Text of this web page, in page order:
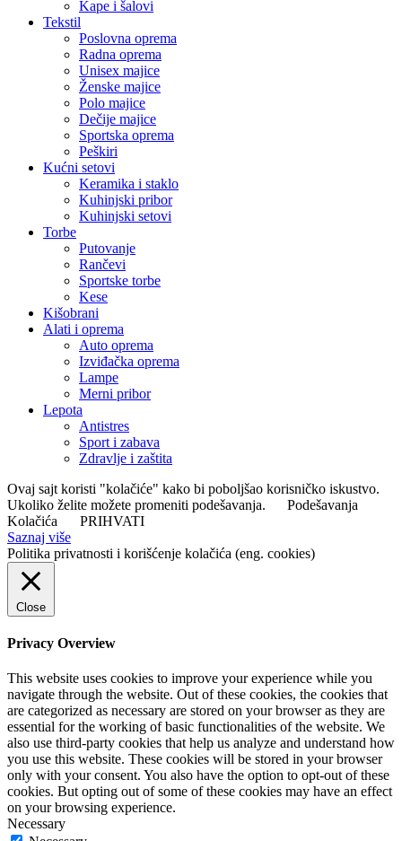
Kape i šalovi
Tekstil
Poslovna oprema
Radna oprema
Unisex majice
Ženske majice
Polo majice
Dečije majice
Sportska oprema
Peškiri
Kućni setovi
Keramika i staklo
Kuhinjski pribor
Kuhinjski setovi
Torbe
Putovanje
Rančevi
Sportske torbe
Kese
Kišobrani
Alati i oprema
Auto oprema
Izviđačka oprema
Lampe
Merni pribor
Lepota
Antistres
Sport i zabava
Zdravlje i zaštita
Ovaj sajt koristi "kolačiće" kako bi poboljšao korisničko iskustvo.
Ukoliko želite možete promeniti podešavanja.
Podešavanja
Kolačića
PRIHVATI
Saznaj više
Politika privatnosti i korišćenje kolačića (eng. cookies)
Close
Privacy Overview
This website uses cookies to improve your experience while you
navigate through the website. Out of these cookies, the cookies that
are categorized as necessary are stored on your browser as they are
essential for the working of basic functionalities of the website. We
also use third-party cookies that help us analyze and understand how
you use this website. These cookies will be stored in your browser
only with your consent. You also have the option to opt-out of these
cookies. But opting out of some of these cookies may have an effect
on your browsing experience.
Necessary